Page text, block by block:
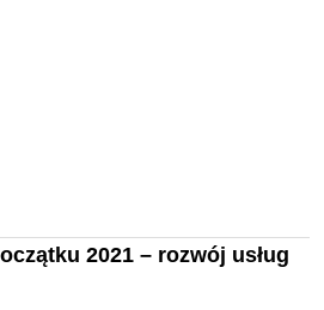
2021 – rozwój usług